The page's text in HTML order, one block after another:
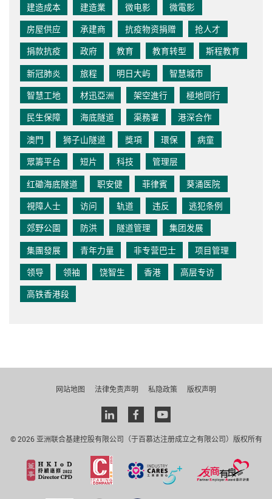
建造成本
建造業 微电影
微電影
房屋供应
承建商 抗疫物资捐赠
抢人才
捐款抗疫
政府 教育 教育转型
斯程教育
新冠肺炎
旅程 明日大屿
智慧城市
智慧工地
材迅亞洲 架空進行
極地同行
民生保障
海底隧道 渠務署
港深合作
澳門
狮子山隧道 獎項 環保
病童
眾籌平台
短片 科技
管理层
红磡海底隧道
职安健 菲律賓
葵涌医院
視障人士
访问 轨道 违反
逃犯条例
郊野公園
防洪 隧道管理
集团发展
集團發展
青年力量 非专营巴士
项目管理
领导
领袖 饶智生 香港
高层专访
高铁香港段
网站地图 法律免责声明 私隐政策 版权声明
Linkedinfacebookyoutube
© 2026 亚洲联合基建控股有限公司（于百慕达注册成立之有限公司）版权所有